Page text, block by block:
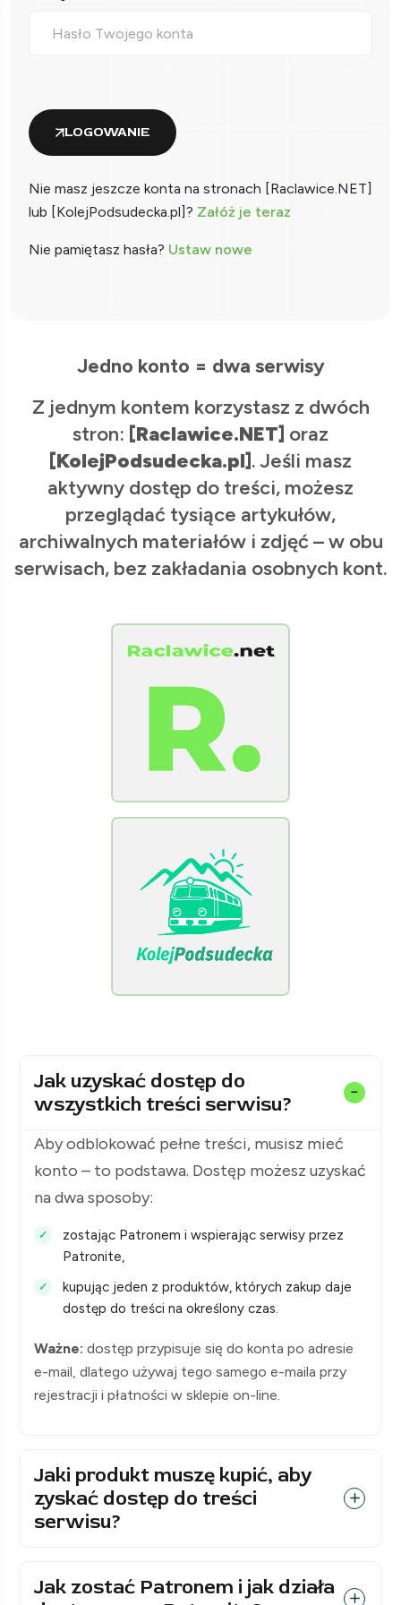
LOGOWANIE
Nie masz jeszcze konta na stronach [Raclawice.NET]
lub [KolejPodsudecka.pl]? Załóż je teraz
Nie pamiętasz hasła? Ustaw nowe
Jedno konto = dwa serwisy
Z jednym kontem korzystasz z dwóch
stron: [Raclawice.NET] oraz
[KolejPodsudecka.pl]. Jeśli masz
aktywny dostęp do treści, możesz
przeglądać tysiące artykułów,
archiwalnych materiałów i zdjęć – w obu
serwisach, bez zakładania osobnych kont.
Jak uzyskać dostęp do
wszystkich treści serwisu?
Aby odblokować pełne treści, musisz mieć
konto – to podstawa. Dostęp możesz uzyskać
na dwa sposoby:
zostając Patronem i wspierając serwisy przez
Patronite,
kupując jeden z produktów, których zakup daje
dostęp do treści na określony czas.
Ważne: dostęp przypisuje się do konta po adresie
e-mail, dlatego używaj tego samego e-maila przy
rejestracji i płatności w sklepie on-line.
Jaki produkt muszę kupić, aby
zyskać dostęp do treści
serwisu?
Jak zostać Patronem i jak działa